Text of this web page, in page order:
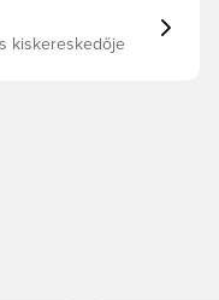
kiskereskedője